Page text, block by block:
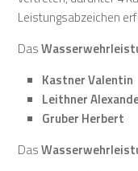
Leistungsabzeichen
Das
Kastner Valentin
Leithner
Gruber Herbert
Das